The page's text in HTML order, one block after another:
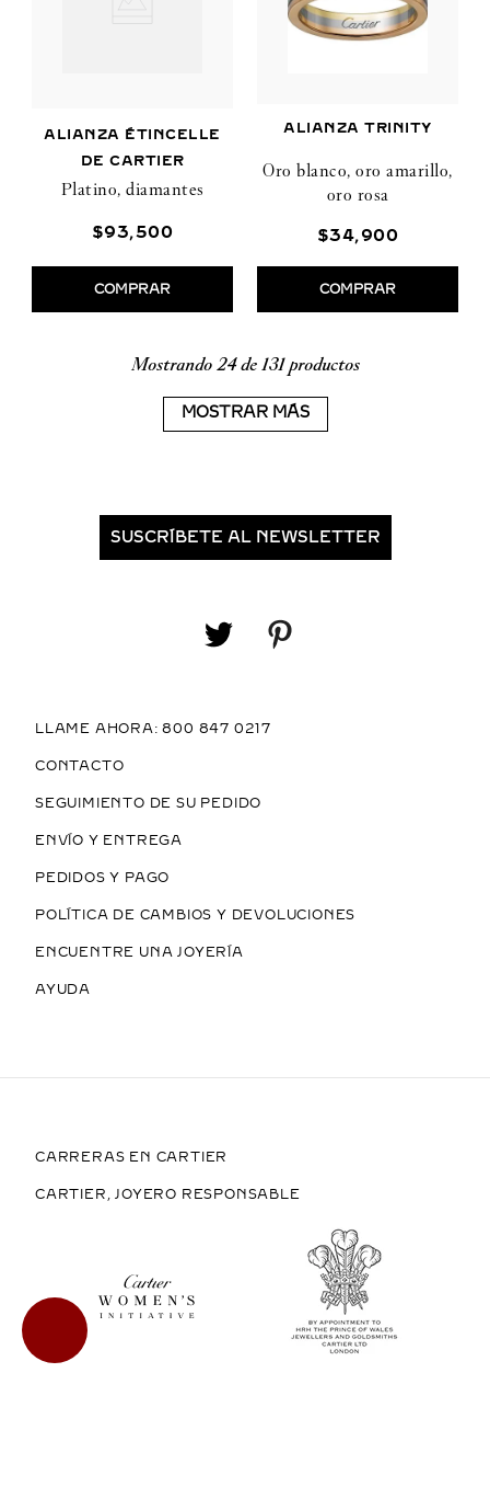
ALIANZA ÉTINCELLE
DE CARTIER
Platino, diamantes
$93,500
COMPRAR
ALIANZA TRINITY
Oro blanco, oro amarillo,
oro rosa
$34,900
COMPRAR
Mostrando 24 de 131
MOSTRAR MÁS
SUSCRÍBETE AL NEWSLETTER
LLAME AHORA: 800 847 0217
CONTACTO
SEGUIMIENTO DE SU PEDIDO
ENVÍO Y ENTREGA
PEDIDOS Y PAGO
POLÍTICA DE CAMBIOS Y DEVOLUCIONES
ENCUENTRE UNA JOYERÍA
AYUDA
CARRERAS EN CARTIER
CARTIER, JOYERO RESPONSABLE